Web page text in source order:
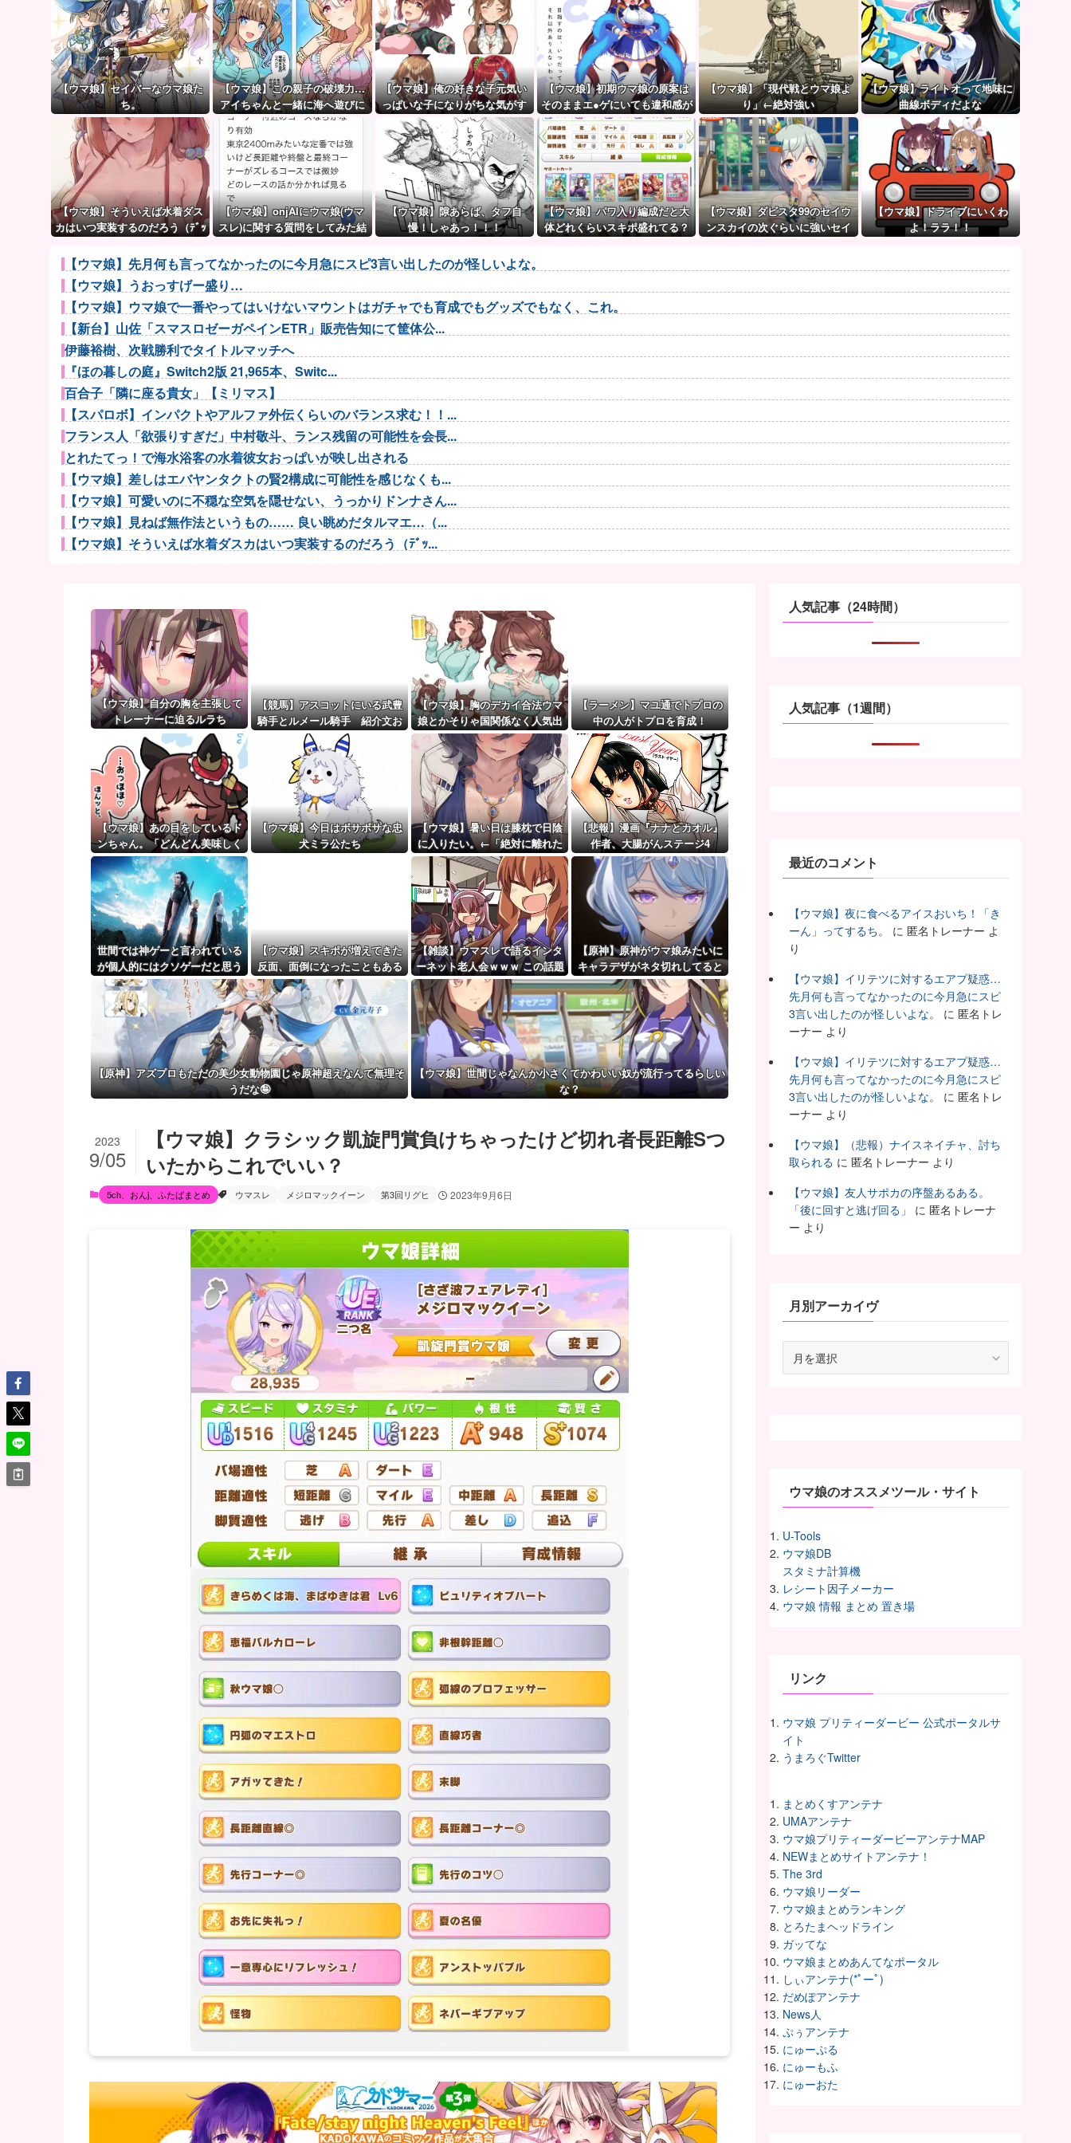
【ウマ娘】セイバーなウマ娘た
ち。
【ウマ娘】この親子の破壊力…
アイちゃんと一緒に海へ遊びに
行きたい人生だった。
【ウマ娘】俺の好きな子元気い
っぱいな子になりがちな気がす
る。←「元気OPPAIの間違いだ
ろ…」
【ウマ娘】初期ウマ娘の原案は
そのままエ●ゲにいても違和感が
ないんだ。
【ウマ娘】「現代戦とウマ娘よ
り」←絶対強い
【ウマ娘】ライトオって地味に
曲線ボディだよな
【ウマ娘】そういえば水着ダス
カはいつ実装するのだろう（ﾃﾞｯ
【ウマ娘】onjAIにウマ娘(ウマ
スレ)に関する質問をしてみた結
【ウマ娘】隙あらば、タフ自
慢！しゃあっ！！！
【ウマ娘】パワ入り編成だと大
体どれくらいスキポ盛れてる？
【ウマ娘】ダビスタ99のセイウ
ンスカイの次ぐらいに強いセイ
【ウマ娘】ドライブにいくわ
よ！ララ！！
【ウマ娘】先月何も言ってなかったのに今月急にスピ3言い出したのが怪しいよな。
【ウマ娘】うおっすげー盛り…
【ウマ娘】ウマ娘で一番やってはいけないマウントはガチャでも育成でもグッズでもなく、これ。
【新台】山佐「スマスロゼーガペインETR」販売告知にて筐体公...
伊藤裕樹、次戦勝利でタイトルマッチへ
『ほの暮しの庭』Switch2版 21,965本、Switc...
百合子「隣に座る貴女」【ミリマス】
【スパロボ】インパクトやアルファ外伝くらいのバランス求む！！...
フランス人「欲張りすぎだ」中村敬斗、ランス残留の可能性を会長...
とれたてっ！で海水浴客の水着彼女おっぱいが映し出される
【ウマ娘】差しはエバヤンタクトの賢2構成に可能性を感じなくも...
【ウマ娘】可愛いのに不穏な空気を隠せない、うっかりドンナさん...
【ウマ娘】見ねば無作法というもの…… 良い眺めだタルマエ…（...
【ウマ娘】そういえば水着ダスカはいつ実装するのだろう（ﾃﾞｯ...
【Liella!】「始まりは君の空」をライブで見る度【ラブラ...
パチンコ配信者さん、ミスでSEEDをパンクさせてしまう…
【beatmania IIDX】(26/08/06)「Spa...
彼氏「俺の親は毒親。だから結婚しても一切関わらなくていい」私...
サカナ山口、アジカン後藤「BUMPが邦ロックを一変させた」
【画像】ラノベ作家（52）「新作ラブコメ書いたぞ！ｗ」X民「...
【ウマ娘】（審議）無凸ブーケと完凸シャカール、中距離先行編成...
【ウマ娘】覚醒Lv6、7の解放が今後2か月置きに実装予定！第...
【ウマ娘】自分の胸を主張して
トレーナーに迫るルラち
【競馬】アスコットにいる武豊
騎手とルメール騎手 紹介文お
かしくね？
【ウマ娘】胸のデカイ合法ウマ
娘とかそりゃ国関係なく人気出
るわな
【ラーメン】マユ通でトプロの
中の人がトプロを育成！
【ウマ娘】あの目をしているド
ンちゃん。「どんどん美味しく
実る…♡」
【ウマ娘】今日はボサボサな忠
犬ミラ公たち
【ウマ娘】暑い日は膝枕で日陰
に入りたい。←「絶対に離れた
くない場所だな」
【悲報】漫画『ナナとカオル』
作者、大腸がんステージ4
世間では神ゲーと言われている
が個人的にはクソゲーだと思う
ゲーム挙げてけ
【ウマ娘】スキポが増えてきた
反面、面倒になったこともある
【雑談】ウマスレで語るインタ
ーネット老人会ｗｗｗ この話題
についていけないってマ
ジ…！？
【原神】原神がウマ娘みたいに
キャラデザがネタ切れしてると
か言ってる奴いるんだが、そう
なの？
【原神】アズプロもただの美少女動物園じゃ原神超えなんて無理そ
うだな🤪
【ウマ娘】世間じゃなんか小さくてかわいい奴が流行ってるらしい
な？
【ウマ娘】クラシック凱旋門賞負けちゃったけど切れ者長距離Sつ
いたからこれでいい？
2023
9/05
5ch、おんj、ふたばまとめ ウマスレ メジロマックイーン 第3回リグヒ 2023年9月6日
人気記事（24時間）
人気記事（1週間）
最近のコメント
【ウマ娘】夜に食べるアイスおいち！「き
ーん」ってするち。
に 匿名トレーナー よ
り
【ウマ娘】イリテツに対するエアプ疑惑…
先月何も言ってなかったのに今月急にスピ
3言い出したのが怪しいよな。
に 匿名トレ
ーナー より
【ウマ娘】イリテツに対するエアプ疑惑…
先月何も言ってなかったのに今月急にスピ
3言い出したのが怪しいよな。
に 匿名トレ
ーナー より
【ウマ娘】（悲報）ナイスネイチャ、討ち
取られる に 匿名トレーナー より
【ウマ娘】友人サポカの序盤あるある。
「後に回すと逃げ回る」
に 匿名トレーナ
ー より
月別アーカイヴ
ウマ娘のオススメツール・サイト
U-Tools
ウマ娘DB
スタミナ計算機
レシート因子メーカー
ウマ娘 情報 まとめ 置き場
リンク
ウマ娘 プリティーダービー 公式ポータルサ
イト
うまろぐTwitter
まとめくすアンテナ
UMAアンテナ
ウマ娘プリティーダービーアンテナMAP
NEWまとめサイトアンテナ！
The 3rd
ウマ娘リーダー
ウマ娘まとめランキング
とろたまヘッドライン
ガッてな
ウマ娘まとめあんてなポータル
しぃアンテナ(*ﾟーﾟ)
だめぽアンテナ
News人
ぷぅアンテナ
にゅーぷる
にゅーもふ
にゅーおた